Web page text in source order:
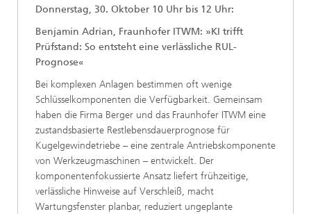
Donnerstag, 30. Oktober 10 Uhr bis 12 Uhr:
Benjamin Adrian, Fraunhofer ITWM: »KI trifft
Prüfstand: So entsteht eine verlässliche RUL-
Prognose«
Bei komplexen Anlagen bestimmen oft wenige
Schlüsselkomponenten die Verfügbarkeit. Gemeinsam
haben die Firma Berger und das Fraunhofer ITWM eine
zustandsbasierte Restlebensdauerprognose für
Kugelgewindetriebe – eine zentrale Antriebskomponente
von Werkzeugmaschinen – entwickelt. Der
komponentenfokussierte Ansatz liefert frühzeitige,
verlässliche Hinweise auf Verschleiß, macht
Wartungsfenster planbar, reduziert ungeplante